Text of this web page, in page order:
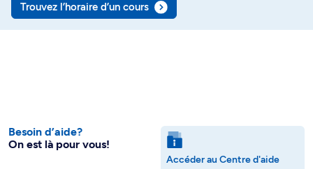
Trouvez l’horaire d’un cours
Besoin d’aide?
On est là pour vous!
Accéder au Centre d'aide